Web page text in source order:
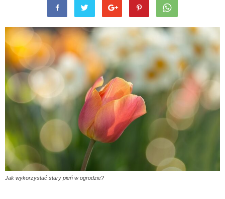
Jak wykorzystać stary pień w ogrodzie?